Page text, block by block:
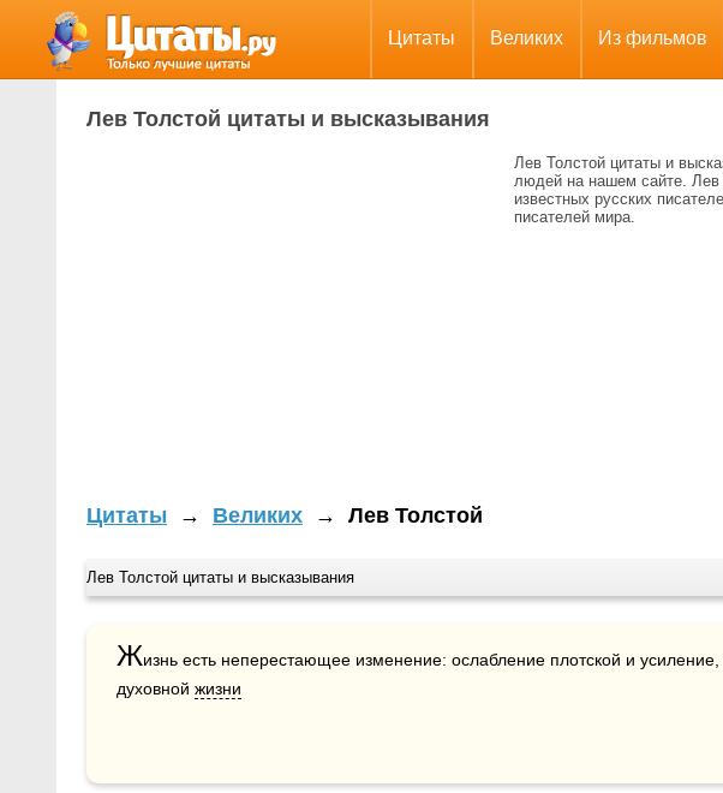
Цитаты Великих Из фильмов
Лев Толстой цитаты и высказывания
Лев Толстой цитаты и
людей на нашем сайте. Лев
известных русских
писателей мира.
Цитаты → Великих → Лев Толстой
Лев Толстой цитаты и высказывания
Жизнь есть неперестающее изменение: ослабление плотской и
духовной жизни